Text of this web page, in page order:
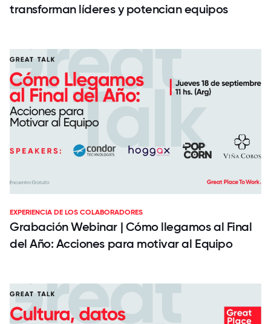
transforman líderes y potencian equipos
EXPERIENCIA DE LOS COLABORADORES
Grabación Webinar | Cómo llegamos al Final
del Año: Acciones para motivar al Equipo